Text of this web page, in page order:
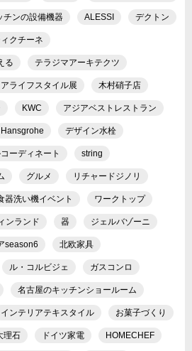
チンの設備機器 ALESSI デクトン
クチーネ
る テラジマアーキテクツ
ライフスタイル展 木村硝子店
KWC アジアベストレストラン
Hansgrohe デザイン水栓
ーディネート string
グルメ リチャードジノリ
器洗い機イベント ワークトップ
ンランド 器 ジェルバゾーニ
season6 北欧家具
ル・コルビジェ ガスコンロ
名古屋のキッチンショールーム
インテリアテキスタイル お菓子づくり
理石 ドイツ家電 HOMECHEF